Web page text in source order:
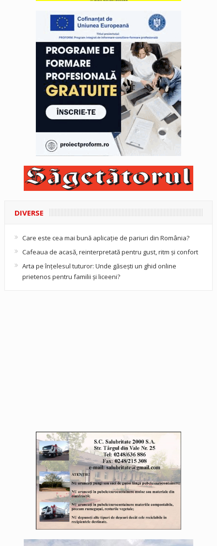
DIVERSE
Care este cea mai bună aplicație de pariuri din România?
Cafeaua de acasă, reinterpretată pentru gust, ritm și confort
Arta pe înțelesul tuturor: Unde găsești un ghid online
prietenos pentru familii și liceeni?